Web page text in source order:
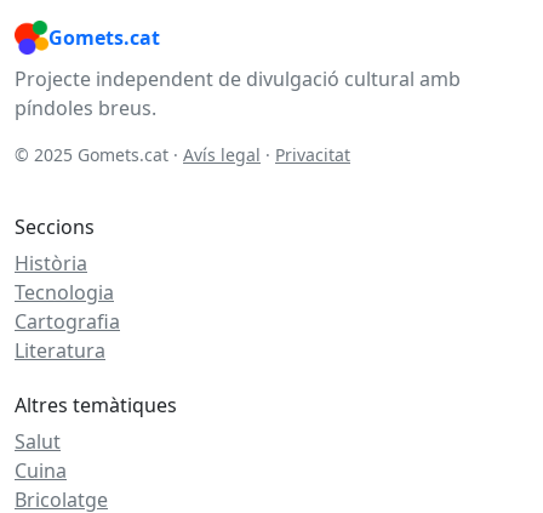
Gomets.cat
Projecte independent de divulgació cultural amb
píndoles breus.
© 2025 Gomets.cat · Avís legal · Privacitat
Seccions
Història
Tecnologia
Cartografia
Literatura
Altres temàtiques
Salut
Cuina
Bricolatge